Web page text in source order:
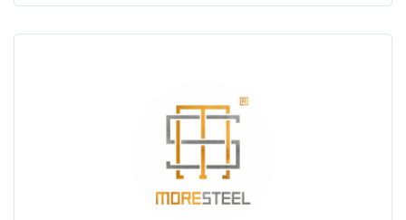
Xưởng Inox & Sắt -
MORESTEEL